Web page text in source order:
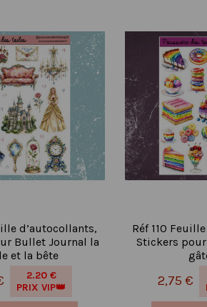
d’autocollants,
Bullet Journal la
et la bête
2.20 €
PRIX VIP👑
Réf 110
Stickers
2,75 €